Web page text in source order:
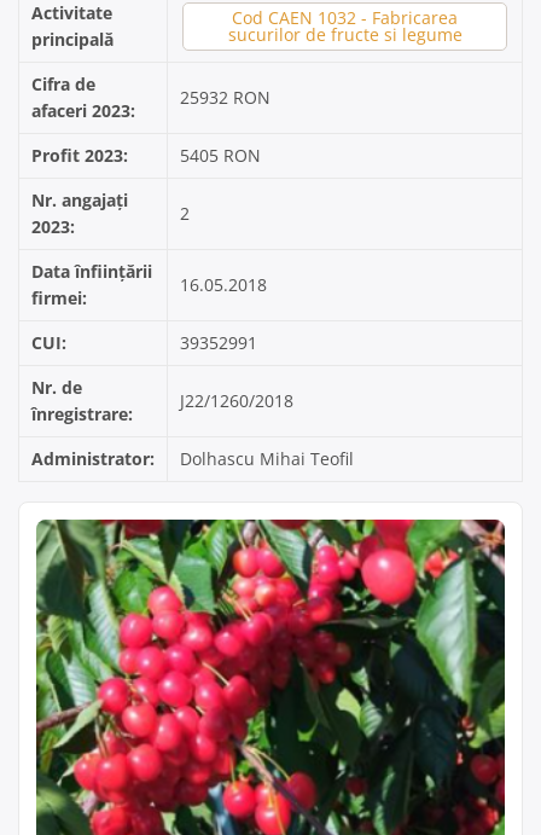
Activitate
principală
Cod CAEN 1032 - Fabricarea
sucurilor de fructe si legume
Cifra de
afaceri 2023:
25932 RON
Profit 2023:
5405 RON
Nr. angajați
2023:
2
Data înființării
firmei:
16.05.2018
CUI:
39352991
Nr. de
înregistrare:
J22/1260/2018
Administrator: Dolhascu Mihai Teofil